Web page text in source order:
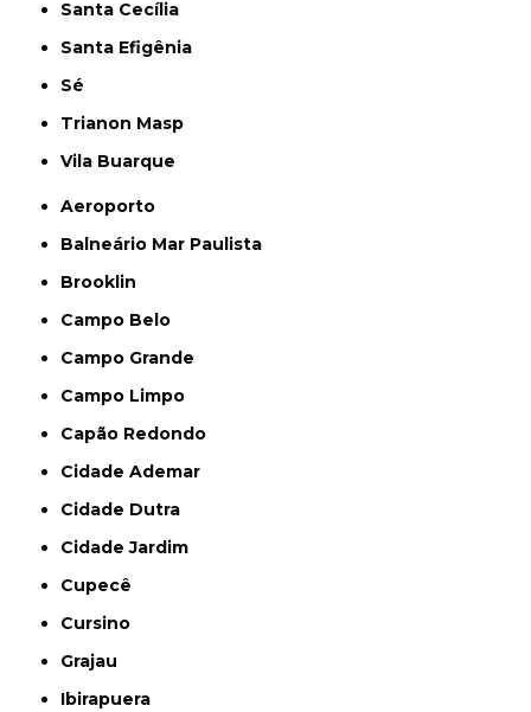
Santa Cecília
Santa Efigênia
Sé
Trianon Masp
Vila Buarque
Aeroporto
Balneário Mar Paulista
Brooklin
Campo Belo
Campo Grande
Campo Limpo
Capão Redondo
Cidade Ademar
Cidade Dutra
Cidade Jardim
Cupecê
Cursino
Grajau
Ibirapuera